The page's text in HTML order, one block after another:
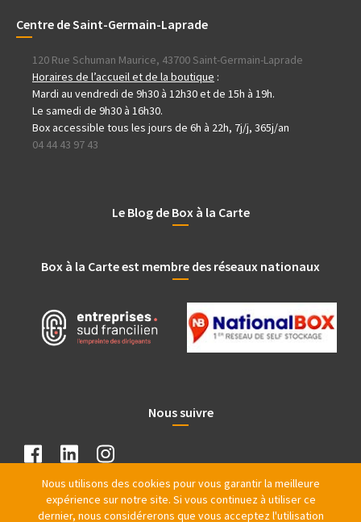
Centre de Saint-Germain-Laprade
120 Rue Schuman Maurice, 43700 Saint-Germain-Laprade
Horaires de l’accueil et de la boutique :
Mardi au vendredi de 9h30 à 12h30 et de 15h à 19h.
Le samedi de 9h30 à 16h30.
Box accessible tous les jours de 6h à 22h, 7j/j, 365j/an
04 44 43 97 43
Le Blog de Box à la Carte
Box à la Carte est membre des réseaux nationaux
Nous suivre
Nous utilisons des cookies pour vous garantir la meilleure
expérience sur notre site. Si vous continuez à utiliser ce
dernier, nous considérerons que vous acceptez l'utilisation